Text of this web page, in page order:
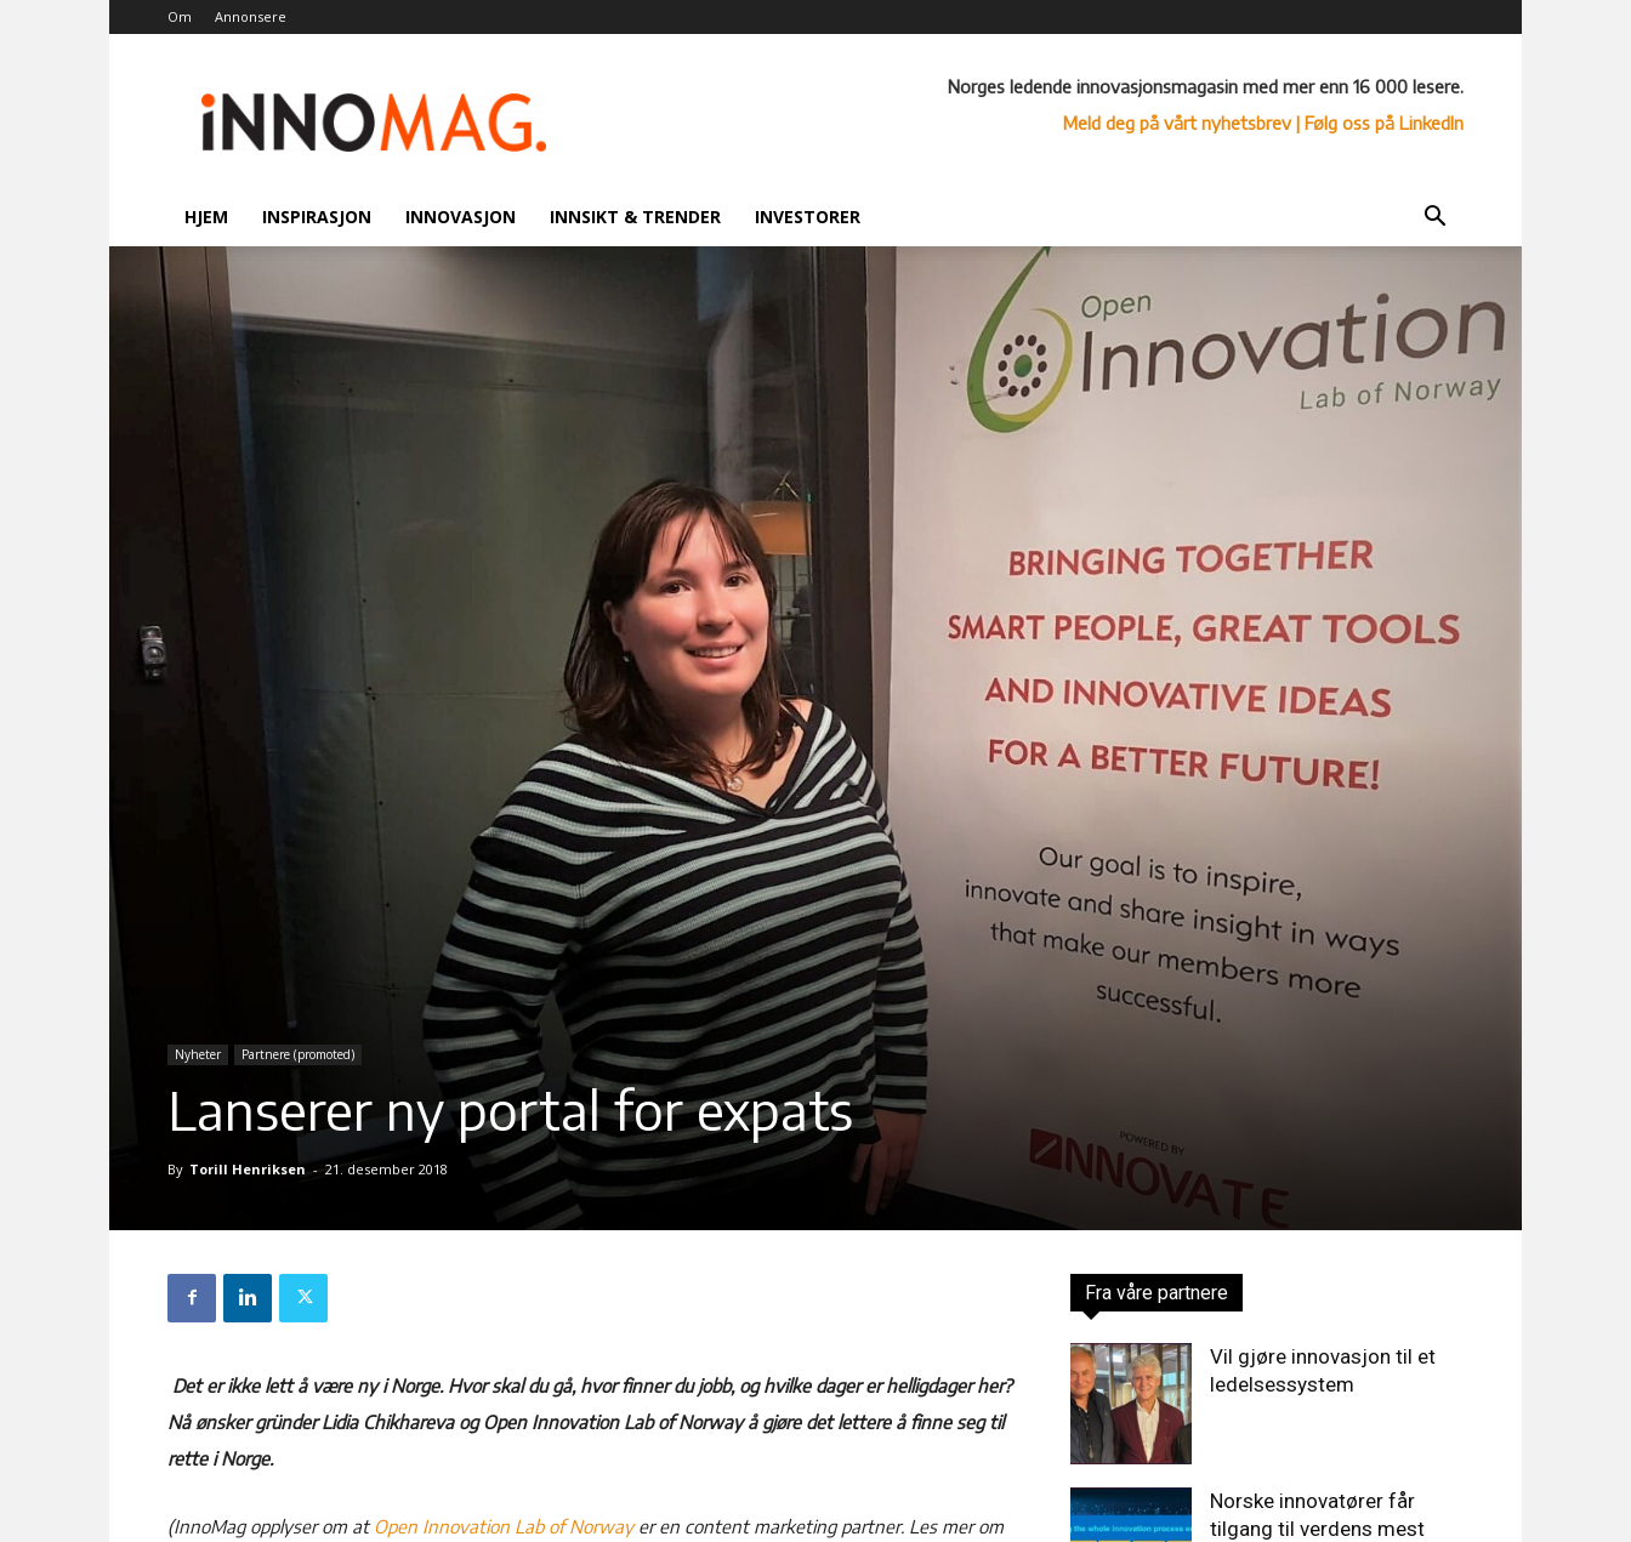
Om Annonsere
Norges ledende innovasjonsmagasin med mer enn 16 000 lesere.
Meld deg på vårt nyhetsbrev| Følg oss på LinkedIn
HJEM INSPIRASJON INNOVASJON INNSIKT & TRENDER INVESTORER
Nyheter Partnere (promoted)
Lanserer ny portal for expats
By Torill Henriksen - 21. desember 2018
Det er ikke lett å være ny i Norge. Hvor skal du gå, hvor finner du jobb, og hvilke dager er helligdager her?
Nå ønsker gründer Lidia Chikhareva og Open Innovation Lab of Norway å gjøre det lettere å finne seg til
rette i Norge.
(InnoMag opplyser om atOpen Innovation Lab of Norwayer en content marketing partner. Les mer om
Fra våre partnere
Vil gjøre innovasjon til et
ledelsessystem
Norske innovatører får
tilgang til verdens mest